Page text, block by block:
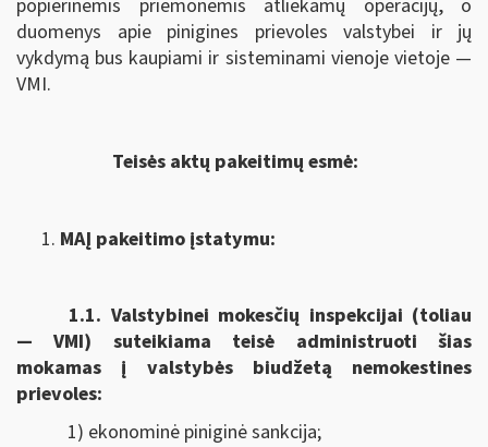
popierinėmis priemonėmis atliekamų operacijų, o
duomenys apie pinigines prievoles valstybei ir jų
vykdymą bus kaupiami ir sisteminami vienoje vietoje —
VMI.
Teisės aktų pakeitimų esmė:
MAĮ pakeitimo įstatymu:
1.1. Valstybinei mokesčių inspekcijai (toliau
— VMI) suteikiama
teisė administruoti šias
mokamas į valstybės biudžetą nemokestines
prievoles:
1) ekonominė piniginė sankcija;